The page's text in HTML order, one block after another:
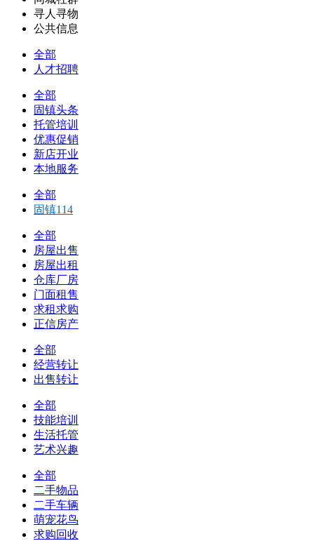
寻人寻物
公共信息
全部
人才招聘
全部
固镇头条
托管培训
优惠促销
新店开业
本地服务
全部
固镇114
全部
房屋出售
房屋出租
仓库厂房
门面租售
求租求购
正信房产
全部
经营转让
出售转让
全部
技能培训
生活托管
艺术兴趣
全部
二手物品
二手车辆
萌宠花鸟
求购回收